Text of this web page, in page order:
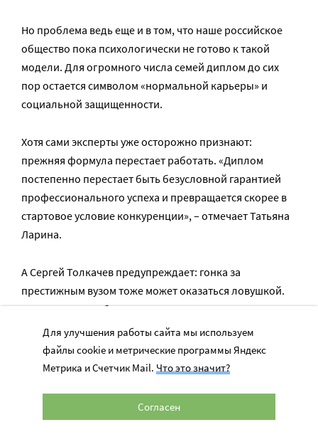
Но проблема ведь еще и в том, что наше российское
общество пока психологически не готово к такой
модели. Для огромного числа семей диплом до сих
пор остается символом «нормальной карьеры» и
социальной защищенности.
Хотя сами эксперты уже осторожно признают:
прежняя формула перестает работать. «Диплом
постепенно перестает быть безусловной гарантией
профессионального успеха и превращается скорее в
стартовое условие конкуренции», – отмечает Татьяна
Ларина.
А Сергей Толкачев предупреждает: гонка за
престижным вузом тоже может оказаться ловушкой.
«Хотя хорошее образование все равно остается
долгосрочной инвестицией. Даже с учетом процентов
по кредиту полученные знания и диплом могут
окупиться многократно в течение профессиональной
современная система требует гораздо более
холодного расчета, чем раньше. «Необходимо очень
Для улучшения работы сайта мы используем
файлы cookie и метрические программы Яндекс
Метрика и Счетчик Mail. Что это значит?
Согласен